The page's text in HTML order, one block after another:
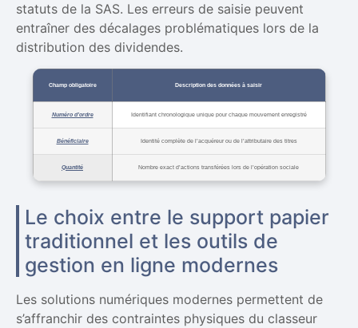
statuts de la SAS. Les erreurs de saisie peuvent
entraîner des décalages problématiques lors de la
distribution des dividendes.
Champ obligatoire Description des données à saisir
Numéro d’ordre Identifiant chronologique unique pour chaque mouvement enregistré
Bénéficiaire Identité complète de l’acquéreur ou de l’attributaire des titres
Quantité Nombre exact d’actions transférées lors de l’opération sociale
Le choix entre le support papier
traditionnel et les outils de
gestion en ligne modernes
Les solutions numériques modernes permettent de
s’affranchir des contraintes physiques du classeur